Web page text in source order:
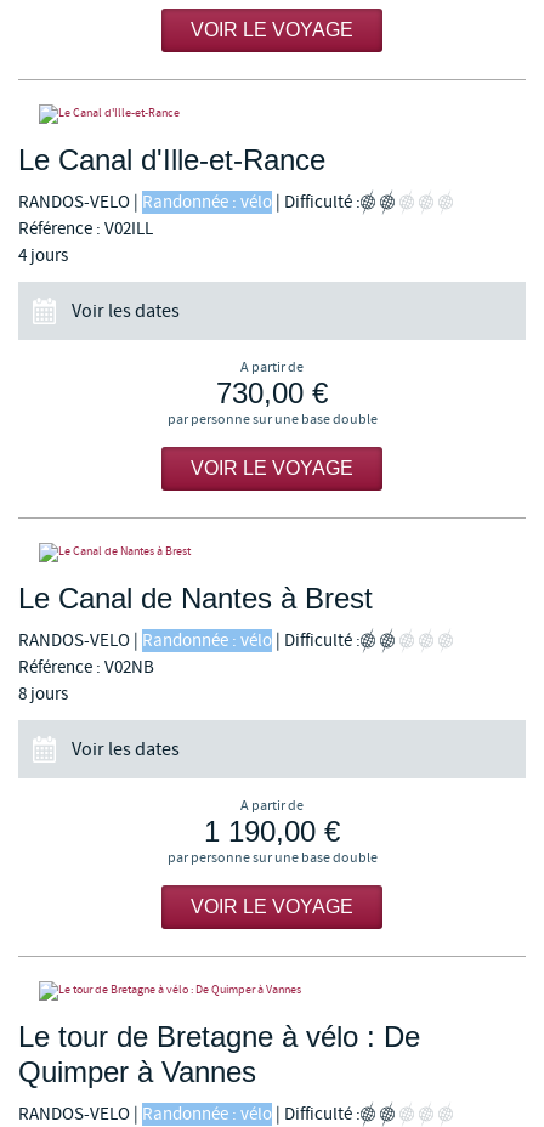
VOIR LE VOYAGE
Le Canal d'Ille-et-Rance
RANDOS-VELO | Randonnée : vélo | Difficulté :
Référence : V02ILL
4 jours
Voir les dates
A partir de
730,00 €
par personne sur une base double
VOIR LE VOYAGE
Le Canal de Nantes à Brest
RANDOS-VELO | Randonnée : vélo | Difficulté :
Référence : V02NB
8 jours
Voir les dates
A partir de
1 190,00 €
par personne sur une base double
VOIR LE VOYAGE
Le tour de Bretagne à vélo : De
Quimper à Vannes
RANDOS-VELO | Randonnée : vélo | Difficulté :